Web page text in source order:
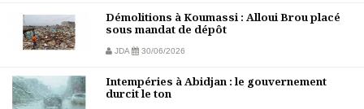
Démolitions à Koumassi : Alloui Brou placé
sous mandat de dépôt
JDA 30/06/2026
Intempéries à Abidjan : le gouvernement
durcit le ton